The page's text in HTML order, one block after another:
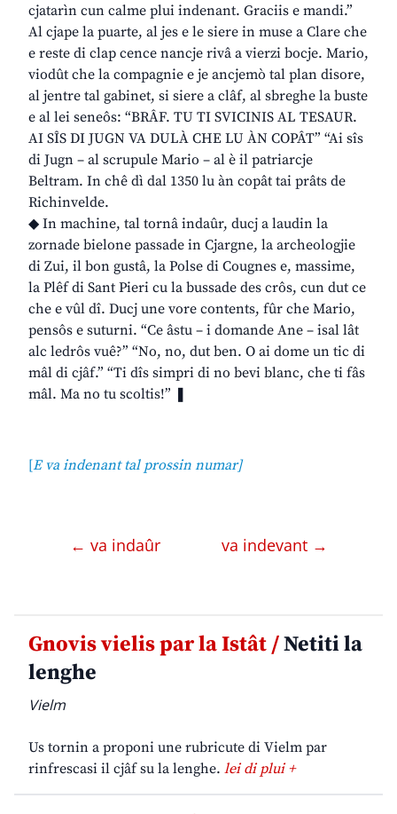
cjatarìn cun calme plui indenant. Graciis e mandi.”
Al cjape la puarte, al jes e le siere in muse a Clare che
e reste di clap cence nancje rivâ a vierzi bocje. Mario,
viodût che la compagnie e je ancjemò tal plan disore,
al jentre tal gabinet, si siere a clâf, al sbreghe la buste
e al lei seneôs: “BRÂF. TU TI SVICINIS AL TESAUR.
AI SÎS DI JUGN VA DULÀ CHE LU ÀN COPÂT” “Ai sîs
di Jugn – al scrupule Mario – al è il patriarcje
Beltram. In chê dì dal 1350 lu àn copât tai prâts de
Richinvelde.
◆ In machine, tal tornâ indaûr, ducj a laudin la
zornade bielone passade in Cjargne, la archeologjie
di Zui, il bon gustâ, la Polse di Cougnes e, massime,
la Plêf di Sant Pieri cu la bussade des crôs, cun dut ce
che e vûl dî. Ducj une vore contents, fûr che Mario,
pensôs e suturni. “Ce âstu – i domande Ane – isal lât
alc ledrôs vuê?” “No, no, dut ben. O ai dome un tic di
mâl di cjâf.” “Ti dîs simpri di no bevi blanc, che ti fâs
mâl. Ma no tu scoltis!” ❚
[E va indenant tal prossin numar]
← va indaûr va indevant →
Gnovis vielis par la Istât /Netiti la
lenghe
Vielm
Us tornin a proponi une rubricute di Vielm par
rinfrescasi il cjâf su la lenghe. lei di plui +